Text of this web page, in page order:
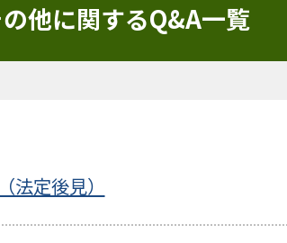
他に関するQ&A一覧
法定後見）